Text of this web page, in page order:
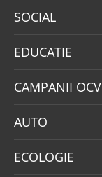
SOCIAL
EDUCATIE
CAMPANII OCV
AUTO
ECOLOGIE